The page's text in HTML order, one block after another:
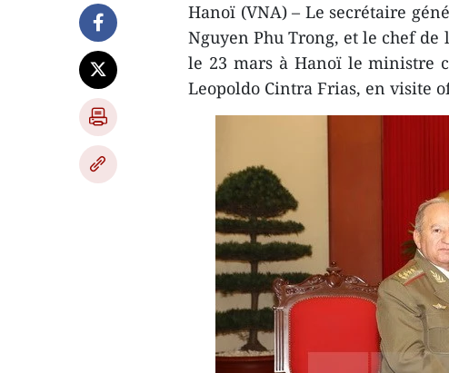
Hanoï (VNA) – Le secrétaire
Nguyen Phu Trong, et le chef de
le 23 mars à Hanoï le ministre
Leopoldo Cintra Frias, en visite